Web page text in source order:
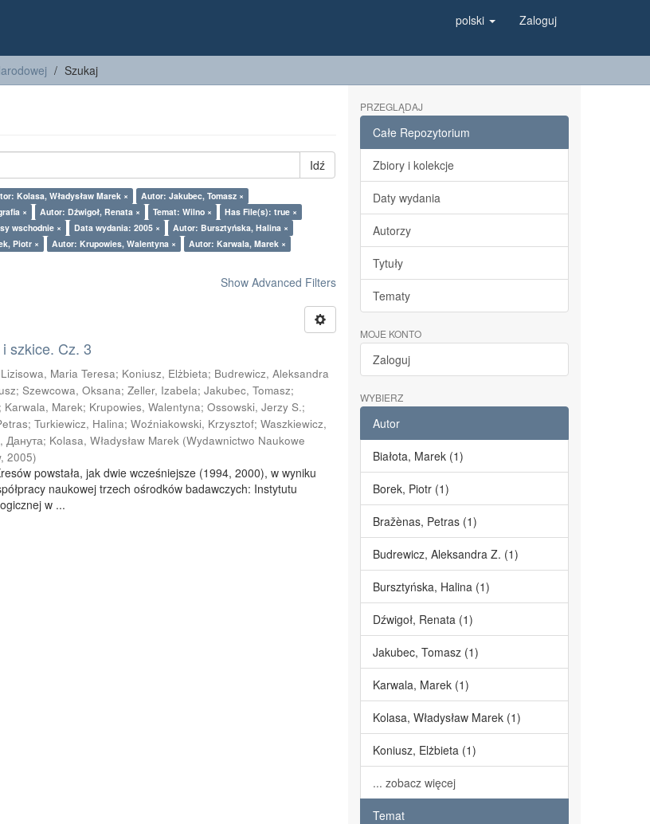
polski Zaloguj
Szukaj
Idź
Kolasa, Władysław Marek ×
Autor: Jakubec, Tomasz ×
× Autor: Dźwigoł, Renata × Temat: Wilno ×
Has File(s): true ×
wschodnie × Data wydania: 2005 ×
Autor: Bursztyńska, Halina ×
Piotr × Autor: Krupowies, Walentyna ×
Autor: Karwala, Marek ×
Show Advanced Filters
szkice. Cz. 3
Lizisowa, Maria Teresa; Koniusz, Elżbieta; Budrewicz, Aleksandra
;Szewcowa, Oksana;Zeller, Izabela;Jakubec, Tomasz;
; Karwala, Marek; Krupowies, Walentyna;Ossowski, Jerzy S.;
;Turkiewicz, Halina;Woźniakowski, Krzysztof;Waszkiewicz,
; Kolasa, Władysław Marek (Wydawnictwo Naukowe
,2005)
powstała, jak dwie wcześniejsze (1994, 2000), w wyniku
naukowej trzech ośrodków badawczych: Instytutu
w ...
PRZEGLĄDAJ
Całe Repozytorium
Zbiory i kolekcje
Daty wydania
Autorzy
Tytuły
Tematy
MOJE KONTO
Zaloguj
WYBIERZ
Autor
Białota, Marek (1)
Borek, Piotr (1)
Bražènas, Petras (1)
Budrewicz, Aleksandra Z. (1)
Bursztyńska, Halina (1)
Dźwigoł, Renata (1)
Jakubec, Tomasz (1)
Karwala, Marek (1)
Kolasa, Władysław Marek (1)
Koniusz, Elżbieta (1)
... zobacz więcej
Temat